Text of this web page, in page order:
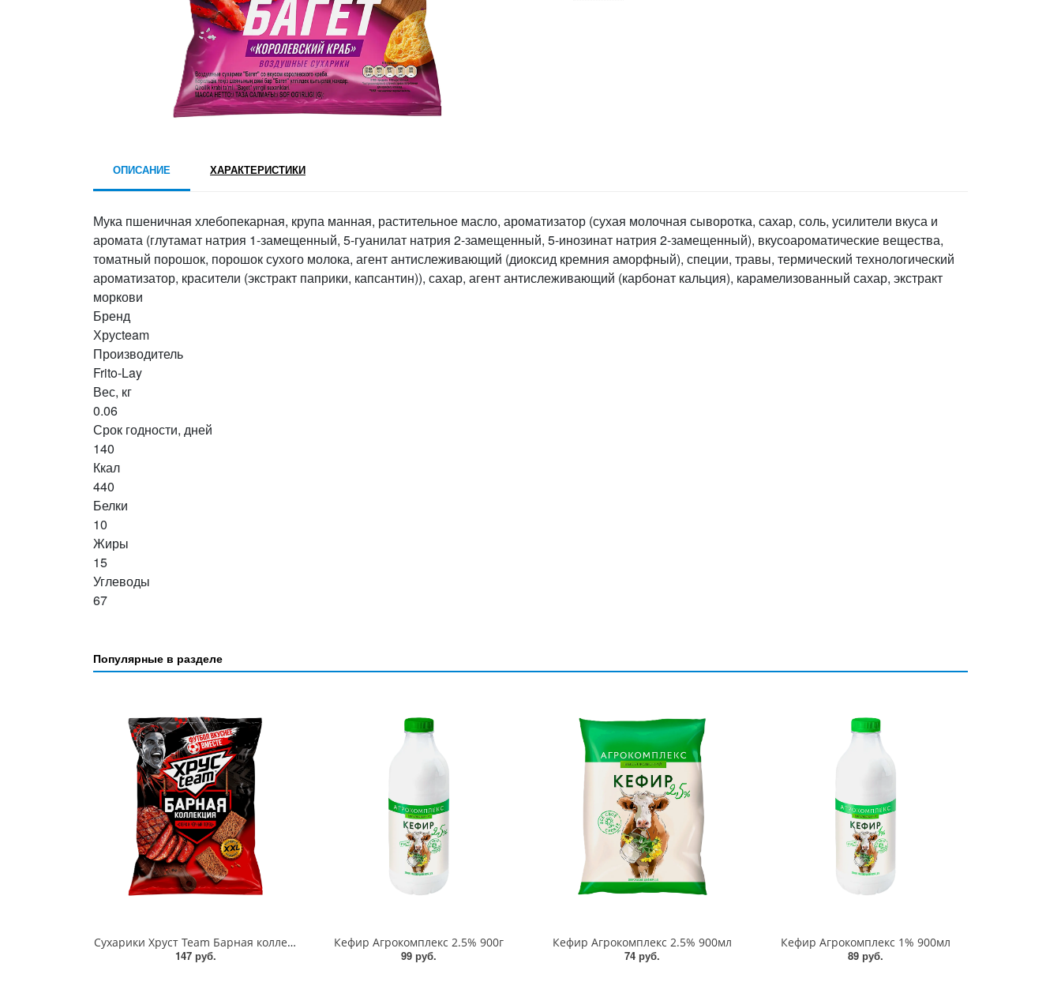
ОПИСАНИЕ ХАРАКТЕРИСТИКИ
Мука пшеничная хлебопекарная, крупа манная, растительное масло, ароматизатор (сухая молочная сыворотка, сахар, соль, усилители вкуса и
аромата (глутамат натрия 1-замещенный, 5-гуанилат натрия 2-замещенный, 5-инозинат натрия 2-замещенный), вкусоароматические вещества,
томатный порошок, порошок сухого молока, агент антислеживающий (диоксид кремния аморфный), специи, травы, термический технологический
ароматизатор, красители (экстракт паприки, капсантин)), сахар, агент антислеживающий (карбонат кальция), карамелизованный сахар, экстракт
моркови
Бренд
Хрусteam
Производитель
Frito-Lay
Вес, кг
0.06
Срок годности, дней
140
Ккал
440
Белки
10
Жиры
15
Углеводы
67
Популярные в разделе
Сухарики Хруст Team Барная коллекция Стейк и черный перец 140г
147 руб.
Кефир Агрокомплекс 2.5% 900г
99 руб.
Кефир Агрокомплекс 2.5% 900мл
74 руб.
Кефир Агрокомплекс 1% 900мл
89 руб.